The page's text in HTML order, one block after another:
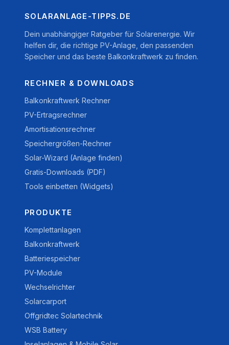
SOLARANLAGE-TIPPS.DE
Dein unabhängiger Ratgeber für Solarenergie. Wir
helfen dir, die richtige PV-Anlage, den passenden
Speicher und das beste Balkonkraftwerk zu finden.
RECHNER & DOWNLOADS
Balkonkraftwerk Rechner
PV-Ertragsrechner
Amortisationsrechner
Speichergrößen-Rechner
Solar-Wizard (Anlage finden)
Gratis-Downloads (PDF)
Tools einbetten (Widgets)
PRODUKTE
Komplettanlagen
Balkonkraftwerk
Batteriespeicher
PV-Module
Wechselrichter
Solarcarport
Offgridtec Solartechnik
WSB Battery